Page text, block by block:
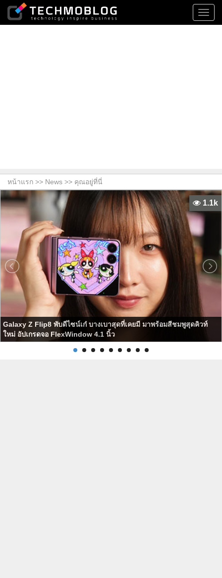
หน้าแรก >> News >> คุณอยู่ที่นี่
Galaxy Z Flip8 พับดีไซน์เก๋ บางเบาสุดที่เคยมี มาพร้อมสีชมพูสุดคิวท์
ใหม่ อัปเกรดจอ FlexWindow 4.1 นิ้ว
1.1k